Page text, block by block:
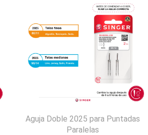
Aguja Doble 2025 para Puntadas
Paralelas